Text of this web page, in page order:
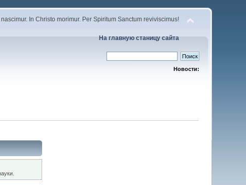
nascimur. In Christo morimur. Per Spiritum Sanctum reviviscimus!
На главную станицу сайта
Новости: